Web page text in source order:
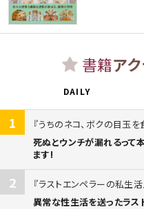
書籍ア
DAILY
1
うちのネコ、ボクの目玉を
死ぬとウンチが漏れるって
ます!
2
ラストエンペラーの私生活
異常な性生活を送ったラス